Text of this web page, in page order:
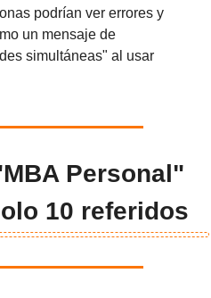
podrían ver errores y
un mensaje de
simultáneas" al usar
Personal"
10 referidos